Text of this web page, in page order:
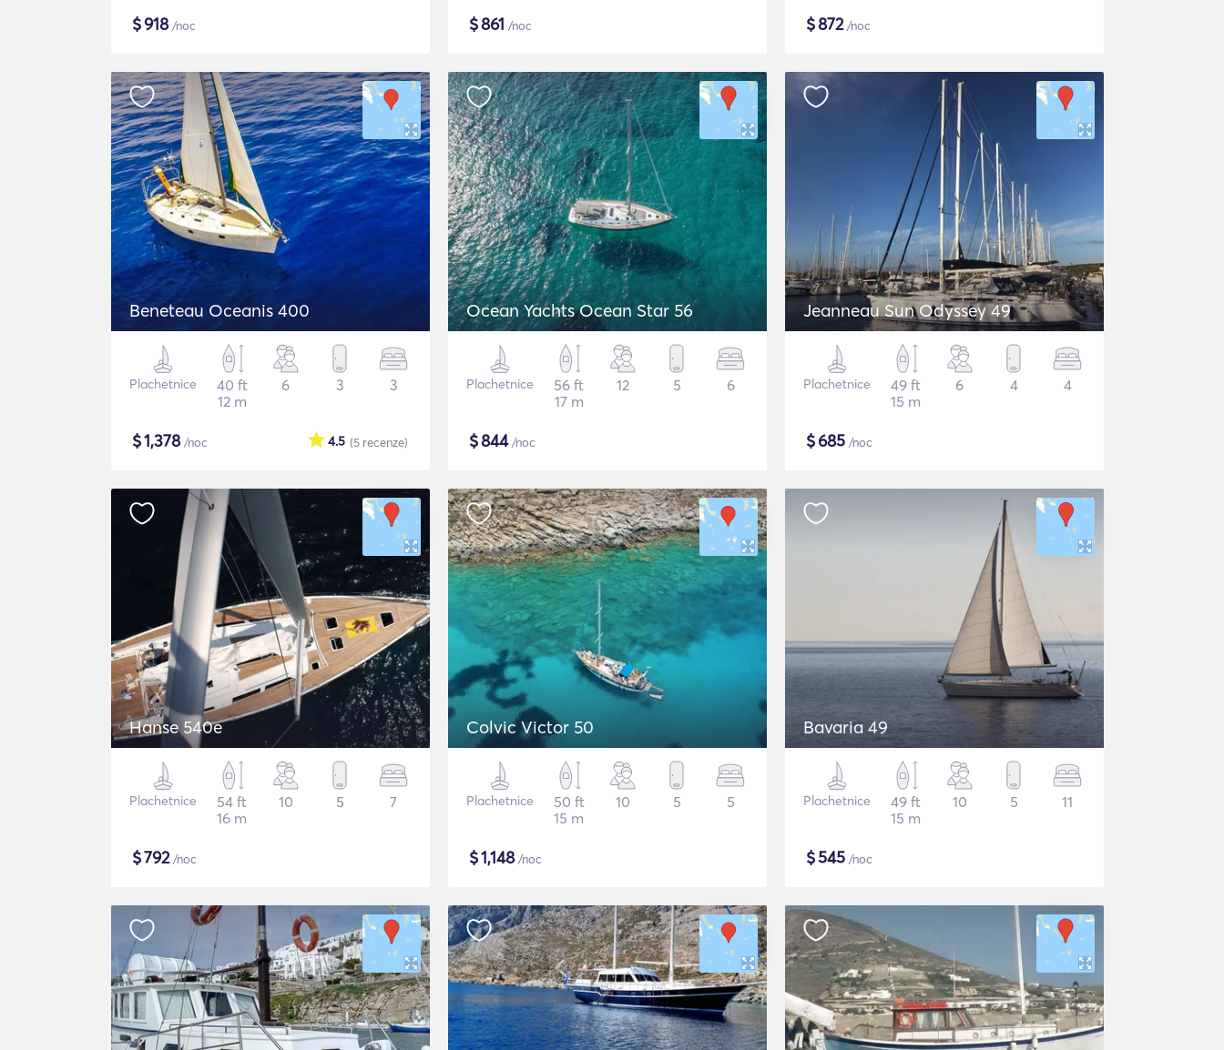
$918/noc $861 /noc $872/noc
Beneteau Oceanis 400
Plachetnice
40 ft
12 m
6 3 3
$1,378/noc (5 recenze)
4.5
Ocean Yachts Ocean Star 56
Plachetnice
56 ft
17 m
12 5 6
$844/noc
Jeanneau Sun Odyssey 49
Plachetnice
49 ft
15 m
6 4 4
$685 /noc
Hanse 540e
Plachetnice
54 ft
16 m
10 5 7
$792/noc
Colvic Victor 50
Plachetnice
50 ft
15 m
10 5 5
$1,148/noc
Bavaria 49
Plachetnice
49 ft
15 m
10 5 11
$545 /noc